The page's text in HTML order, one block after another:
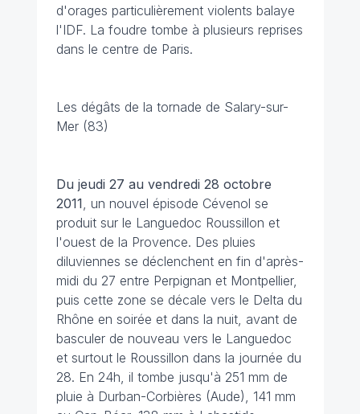
d'orages particulièrement violents balaye
l'IDF. La foudre tombe à plusieurs reprises
dans le centre de Paris.
Les dégâts de la tornade de Salary-sur-
Mer (83)
Du jeudi 27 au vendredi 28 octobre
2011, un nouvel épisode Cévenol se
produit sur le Languedoc Roussillon et
l'ouest de la Provence. Des pluies
diluviennes se déclenchent en fin d'après-
midi du 27 entre Perpignan et Montpellier,
puis cette zone se décale vers le Delta du
Rhône en soirée et dans la nuit, avant de
basculer de nouveau vers le Languedoc
et surtout le Roussillon dans la journée du
28. En 24h, il tombe jusqu'à 251 mm de
pluie à Durban-Corbières (Aude), 141 mm